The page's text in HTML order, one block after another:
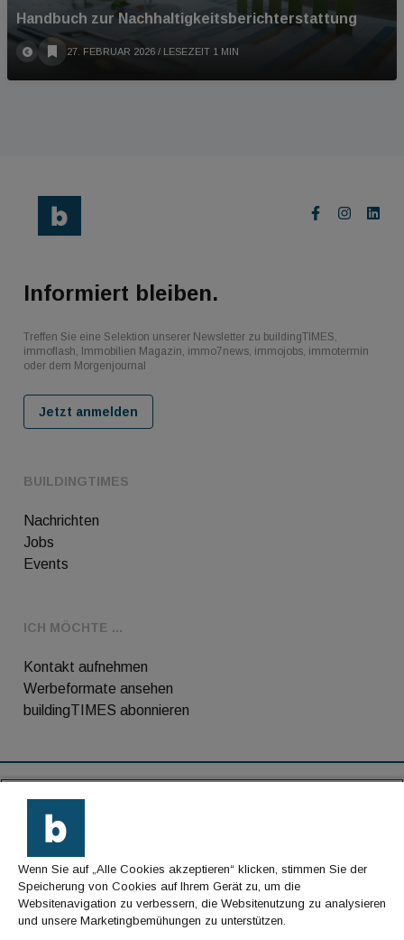
Handbuch zur Nachhaltigkeitsberichterstattung
27. FEBRUAR 2026 / LESEZEIT 1 MIN
BUILDINGTIMES
Nachrichten
Jobs
Events
ICH MÖCHTE ...
Kontakt aufnehmen
Werbeformate ansehen
buildingTIMES abonnieren
Informiert bleiben.
Treffen Sie eine Selektion unserer Newsletter zu buildingTIMES,
immoflash, Immobilien Magazin, immo7news, immojobs, immotermin
oder dem Morgenjournal
Jetzt anmelden
Kontakt
Impressum
Datenschutz
Wenn Sie auf „Alle Cookies akzeptieren“ klicken, stimmen Sie der
Speicherung von Cookies auf Ihrem Gerät zu, um die
Websitenavigation zu verbessern, die Websitenutzung zu analysieren
und unsere Marketingbemühungen zu unterstützen.